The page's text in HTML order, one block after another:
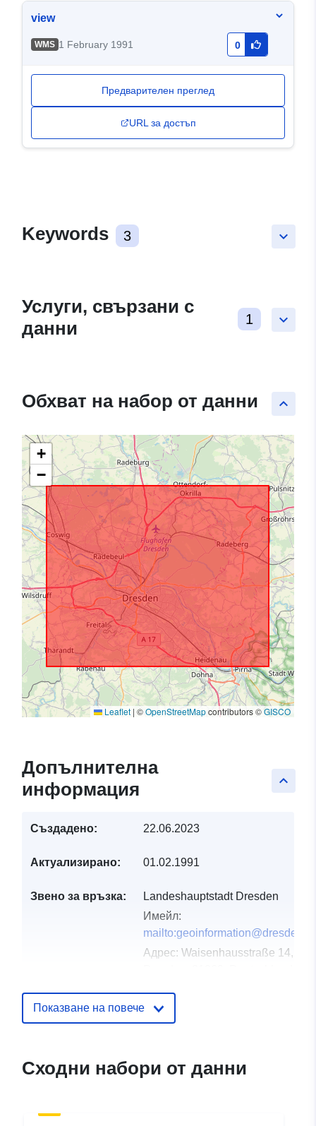
view
WMS 1 February 1991 0
Предварителен преглед
URL за достъп
keyboard_arrow_down
Keywords 3
keyboard_arrow_down
Услуги, свързани с
данни
1
keyboard_arrow_up
Обхват на набор от данни
+
−
Leaflet | ©OpenStreetMapcontributors ©GISCO
keyboard_arrow_up
Допълнителна
информация
Създадено: 22.06.2023
Актуализирано: 01.02.1991
Звено за връзка:
Landeshauptstadt Dresden
Имейл:
Адрес: Waisenhausstraße 14,
Каталожен
запис:
Добавено към data.europa.eu:
January 2026
Показване на повече
Сходни набори от данни